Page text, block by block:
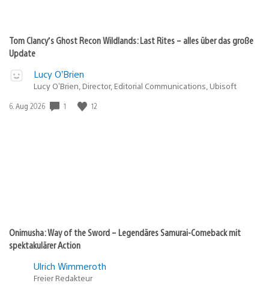
Tom Clancy’s Ghost Recon Wildlands: Last Rites – alles über das große
Update
Lucy O’Brien
Lucy O’Brien, Director, Editorial Communications, Ubisoft
Veröffentlichungsdatum:
6. Aug 2026 1 12
Onimusha: Way of the Sword – Legendäres Samurai-Comeback mit
spektakulärer Action
Ulrich Wimmeroth
Freier Redakteur